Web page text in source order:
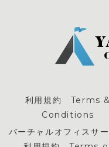
利用規約 Terms &
Conditions
バーチャルオフィスサ